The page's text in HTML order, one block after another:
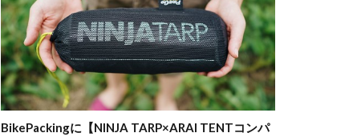
BikePackingに【NINJA TARP×ARAI TENTコンパ